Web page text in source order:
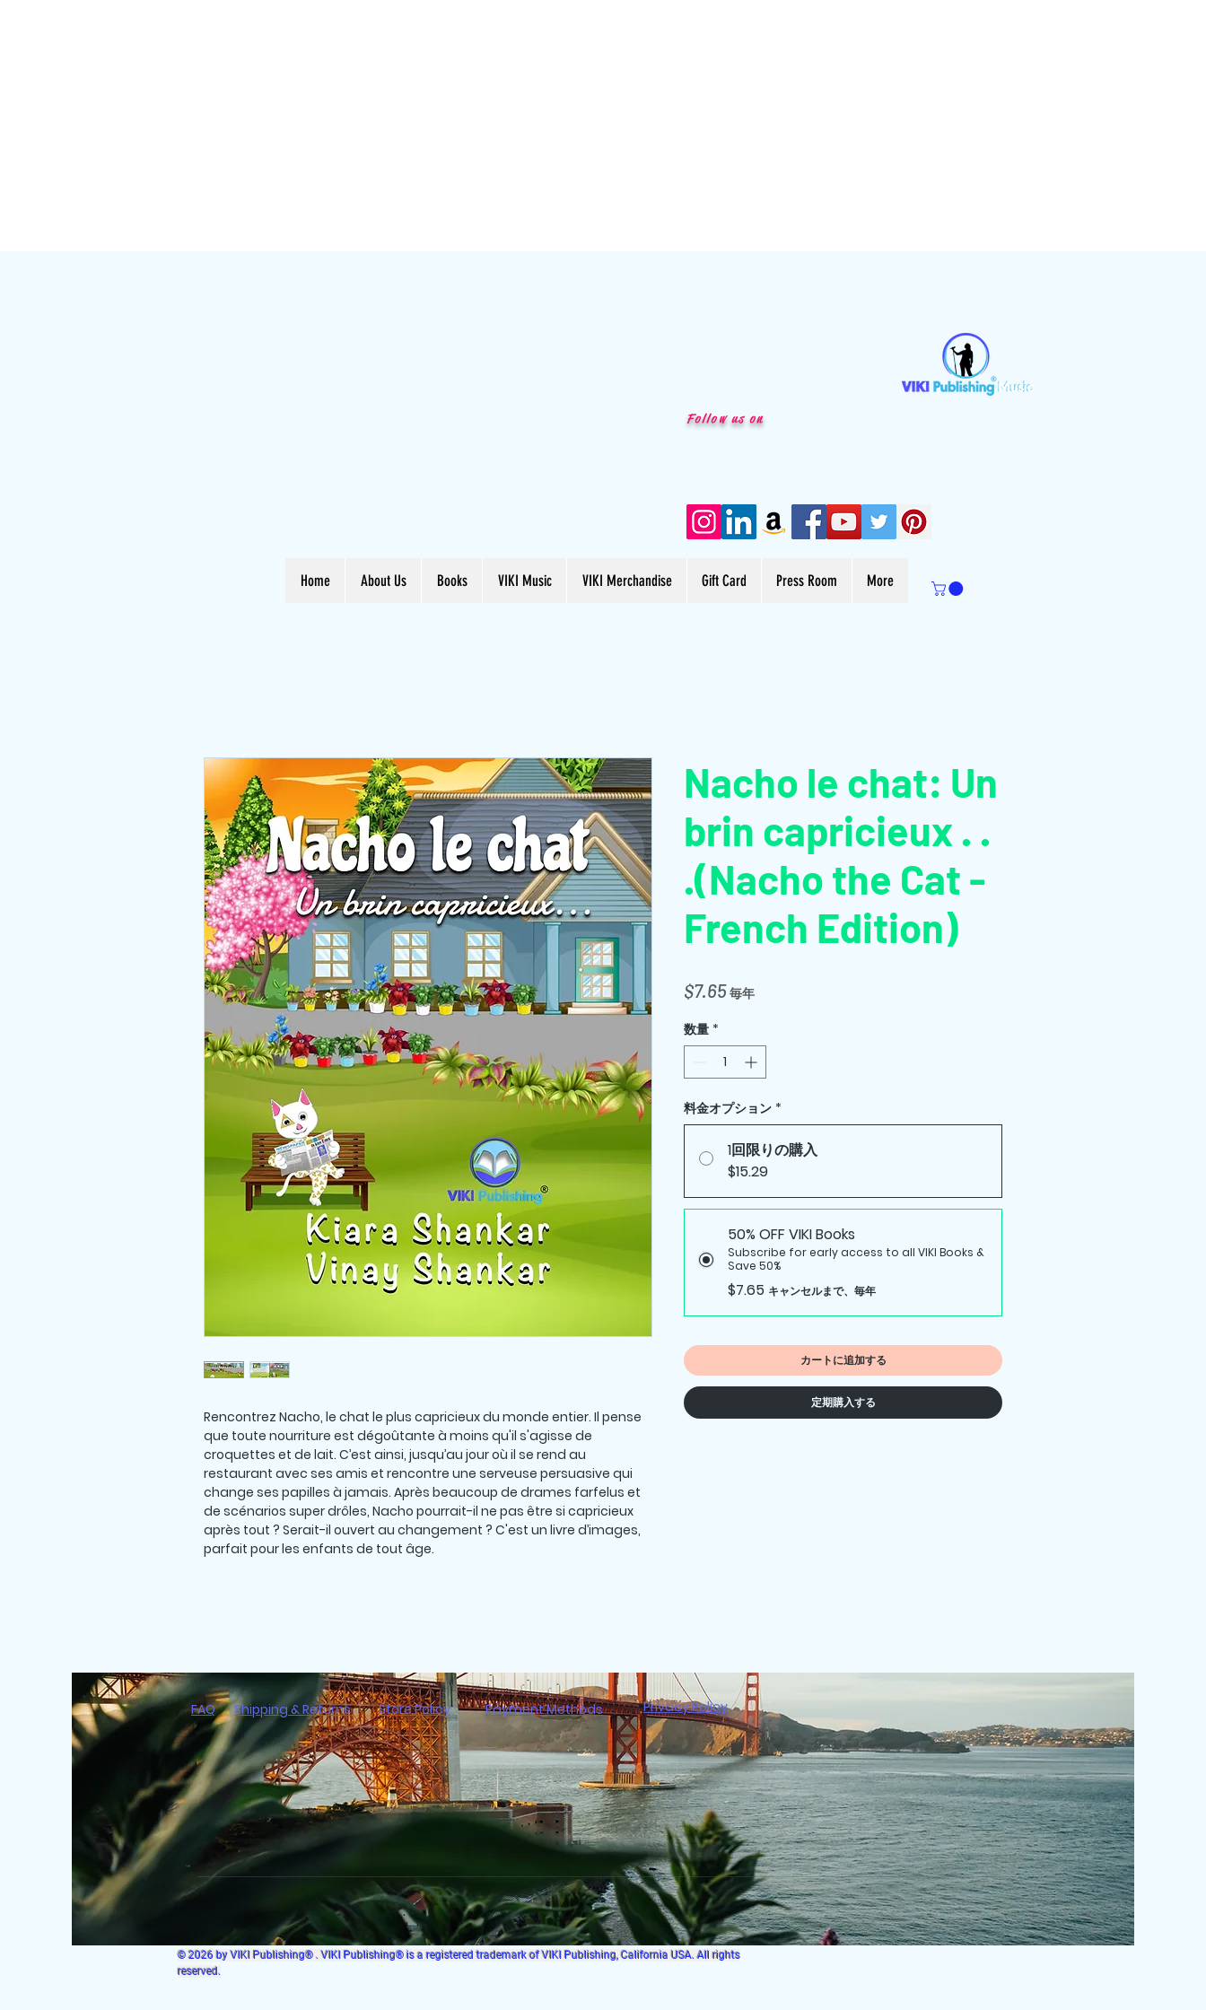
Follow us on
Home About Us Books VIKI Music VIKI Merchandise Gift Card Press Room More
Rencontrez Nacho, le chat le plus capricieux du monde entier. Il pense
que toute nourriture est dégoûtante à moins qu'il s'agisse de
croquettes et de lait. C’est ainsi, jusqu’au jour où il se rend au
restaurant avec ses amis et rencontre une serveuse persuasive qui
change ses papilles à jamais. Après beaucoup de drames farfelus et
de scénarios super drôles, Nacho pourrait-il ne pas être si capricieux
après tout ? Serait-il ouvert au changement ? C'est un livre d’images,
parfait pour les enfants de tout âge.
Nacho le chat: Un
brin capricieux . .
.(Nacho the Cat -
French Edition)
$7.65価
毎年
数量 *
料金オプション *
1回限りの購入
$15.29
50% OFF VIKI Books
Subscribe for early access to all VIKI Books &
Save 50%
$7.65 キャンセルまで、毎年
カートに追加する
定期購入する
FAQ Shipping & Returns Store Policy Payment Methods Privacy Policy
© 2026 by VIKI Publishing® . VIKI Publishing® is a registered trademark of VIKI Publishing, California USA. All rights
reserved.